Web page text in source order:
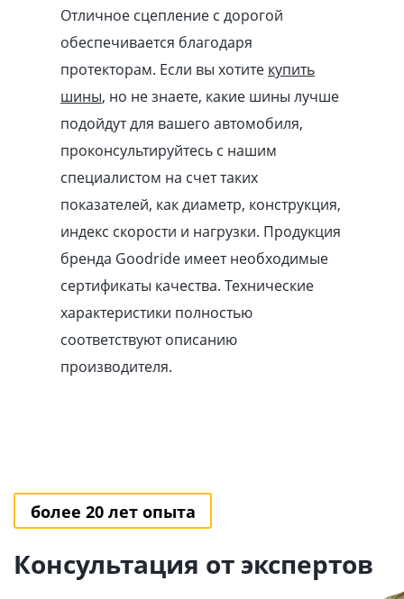
Отличное сцепление с дорогой
обеспечивается благодаря
протекторам. Если вы хотите купить
шины, но не знаете, какие шины лучше
подойдут для вашего автомобиля,
проконсультируйтесь с нашим
специалистом на счет таких
показателей, как диаметр, конструкция,
индекс скорости и нагрузки. Продукция
бренда Goodride имеет необходимые
сертификаты качества. Технические
характеристики полностью
соответствуют описанию
производителя.
более 20 лет опыта
Консультация от экспертов